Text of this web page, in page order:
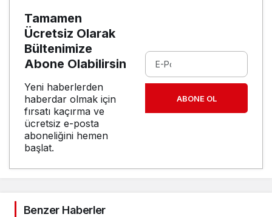
Tamamen
Ücretsiz Olarak
Bültenimize
Abone Olabilirsin
Yeni haberlerden
haberdar olmak için
fırsatı kaçırma ve
ücretsiz e-posta
aboneliğini hemen
başlat.
ABONE OL
Benzer Haberler